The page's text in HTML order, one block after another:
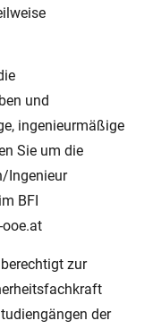
und
ingenieurmäßige
Sie um die
Ingenieur
BFI
zur
der